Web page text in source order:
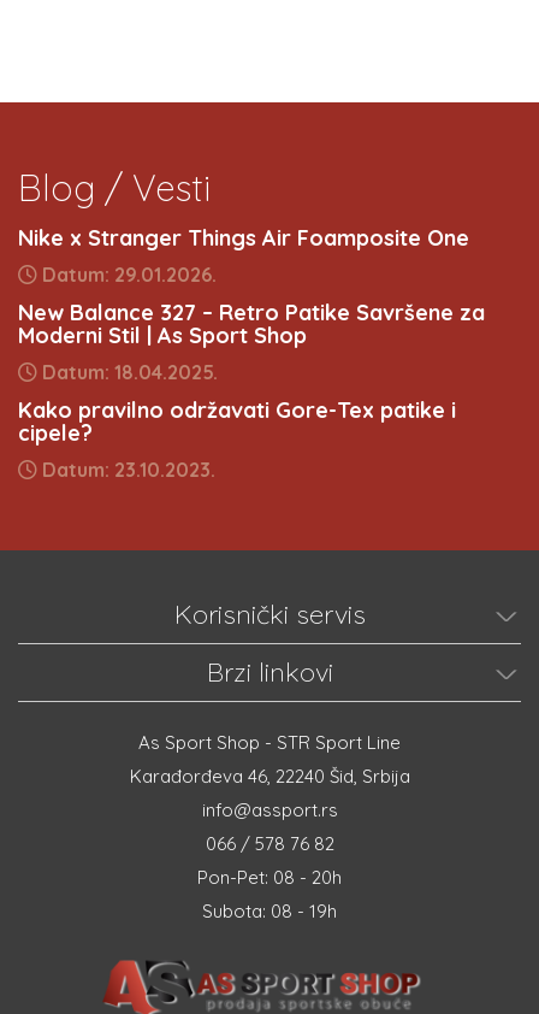
Blog / Vesti
Nike x Stranger Things Air Foamposite One
Datum: 29.01.2026.
New Balance 327 – Retro Patike Savršene za
Moderni Stil | As Sport Shop
Datum: 18.04.2025.
Kako pravilno održavati Gore-Tex patike i
cipele?
Datum: 23.10.2023.
Korisnički servis
Brzi linkovi
As Sport Shop - STR Sport Line
Karađorđeva 46, 22240 Šid, Srbija
info@assport.rs
066 / 578 76 82
Pon-Pet: 08 - 20h
Subota: 08 - 19h